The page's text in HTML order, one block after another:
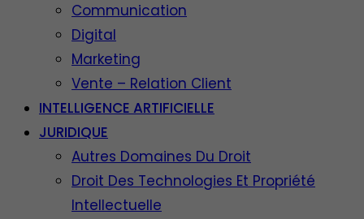
Communication
Digital
Marketing
Vente – Relation Client
INTELLIGENCE ARTIFICIELLE
JURIDIQUE
Autres Domaines Du Droit
Droit Des Technologies Et Propriété
Intellectuelle